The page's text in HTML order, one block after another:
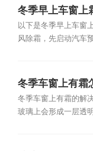
冬季早上车窗上
以下是冬季早上车窗
风除霜，先启动汽车
冬季车窗上有霜
冬季车窗上有霜的解
玻璃上会形成一层透